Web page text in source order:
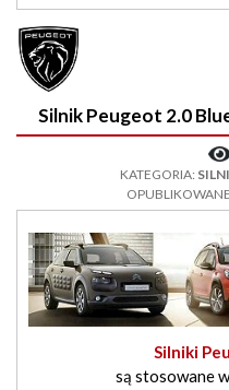
Silnik Peugeot 2.0
KATEGORIA:
Silniki
są stosowane